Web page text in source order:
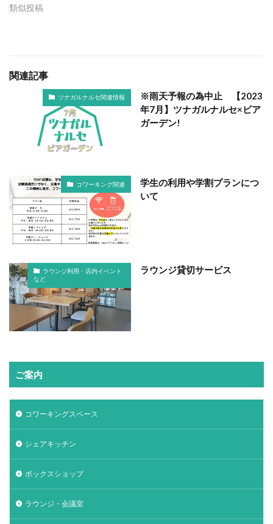
類似投稿
関連記事
ツナガルナルセ関連情報
※雨天予報の為中止 【2023
年7月】ツナガルナルセ×ビア
ガーデン!
コワーキング関連
学生の利用や学割プランにつ
いて
ラウンジ利用・店内イベント
など
ラウンジ貸切サービス
ご案内
コワーキングスペース
シェアキッチン
ボックスショップ
ラウンジ・会議室